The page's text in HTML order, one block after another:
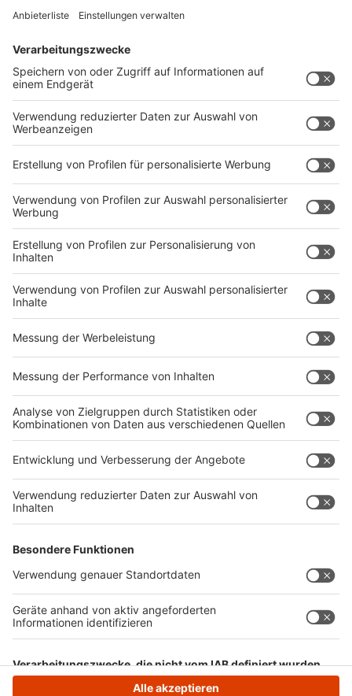
gibt es das, aber bei uns ist die Sache komplizierter."
Anzeige
©picture alliance I dpa I Hannes P. Albert
Anzeige
Cannabis-Legalisierung in der Hinsicht für
Huth
Anzeige
Durch die Cannabis-Legalisierung, die
konnte, habe sich die Lage für Polizei- und
Kriminalbeamte nicht verbessert, eher verschlechter.
"Der legale Markt kann nicht befriedigt werden.
gewährleistet ist, wird der illegale Markt sich hier
weiter platzieren. Davor haben wir gewarnt", sagt
Oliver Huth. Die Politik habe ein Gesetz gestrickt, das
"Tür und Tor für die Kriminalität" öffnet. Das müsse
man nun ausbaden.
Anzeige